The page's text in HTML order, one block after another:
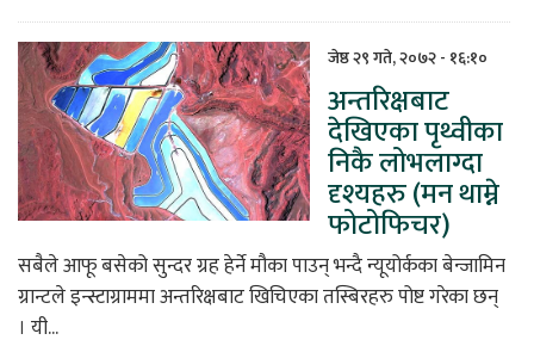
जेष्ठ २९ गते, २०७२ - १६:१०
अन्तरिक्षबाट
देखिएका पृथ्वीका
निकै लोभलाग्दा
दृश्यहरु (मन थाम्ने
फोटोफिचर)
सबैले आफू बसेको सुन्दर ग्रह हेर्ने मौका पाउन् भन्दै न्यूयोर्कका बेन्जामिन
ग्रान्टले इन्स्टाग्राममा अन्तरिक्षबाट खिचिएका तस्बिरहरु पोष्ट गरेका छन्
। यी...